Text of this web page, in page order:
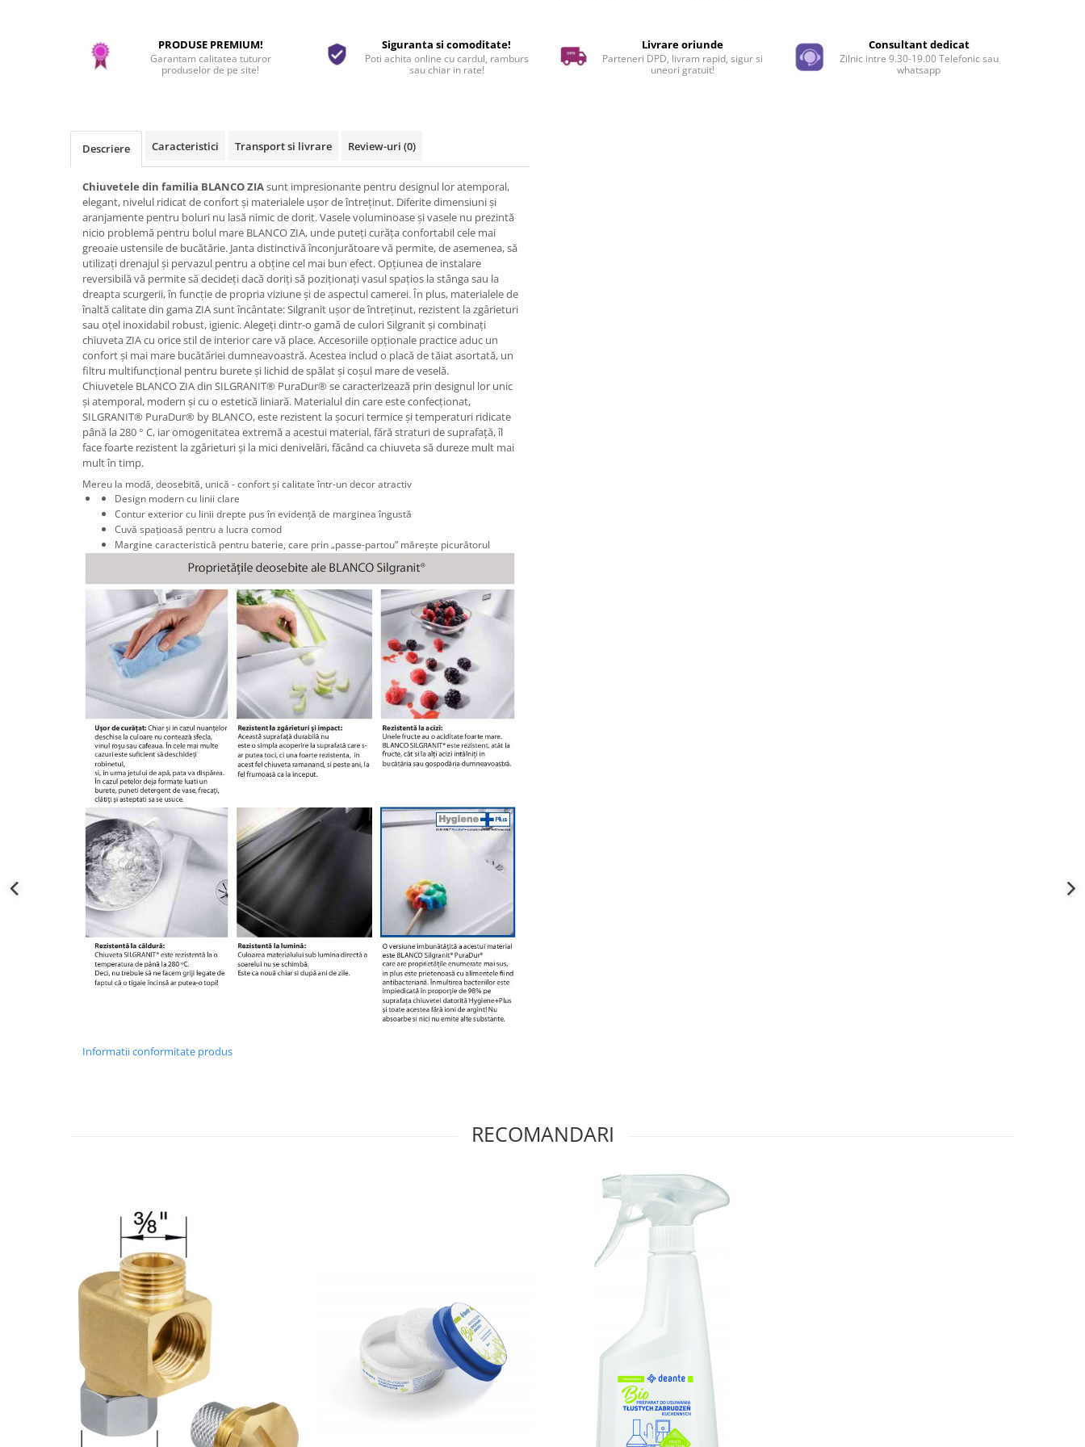
PRODUSE PREMIUM!
Garantam calitatea tuturor
produselor de pe site!
Siguranta si comoditate!
Poti achita online cu cardul, ramburs
sau chiar in rate!
Livrare oriunde
Parteneri DPD, livram rapid, sigur si
uneori gratuit!
Consultant dedicat
Zilnic intre 9.30-19.00 Telefonic sau
whatsapp
Descriere Caracteristici Transport si livrare Review-uri (0)
Chiuvetele din familia BLANCO ZIAsunt impresionante pentru designul lor atemporal,
elegant, nivelul ridicat de confort și materialele ușor de întreținut. Diferite dimensiuni și
aranjamente pentru boluri nu lasă nimic de dorit. Vasele voluminoase și vasele nu prezintă
nicio problemă pentru bolul mare BLANCO ZIA, unde puteți curăța confortabil cele mai
greoaie ustensile de bucătărie. Janta distinctivă înconjurătoare vă permite, de asemenea, să
utilizați drenajul și pervazul pentru a obține cel mai bun efect. Opțiunea de instalare
reversibilă vă permite să decideți dacă doriți să poziționați vasul spațios la stânga sau la
dreapta scurgerii, în funcție de propria viziune și de aspectul camerei. În plus, materialele de
înaltă calitate din gama ZIA sunt încântate: Silgranit ușor de întreținut, rezistent la zgârieturi
sau oțel inoxidabil robust, igienic. Alegeți dintr-o gamă de culori Silgranit și combinați
chiuveta ZIA cu orice stil de interior care vă place. Accesoriile opționale practice aduc un
confort și mai mare bucătăriei dumneavoastră. Acestea includ o placă de tăiat asortată, un
filtru multifuncțional pentru burete și lichid de spălat și coșul mare de veselă.
Chiuvetele BLANCO ZIA din SILGRANIT® PuraDur® se caracterizează prin designul lor unic
și atemporal, modern și cu o estetică liniară. Materialul din care este confecționat,
SILGRANIT® PuraDur® by BLANCO, este rezistent la șocuri termice și temperaturi ridicate
până la 280 ° C, iar omogenitatea extremă a acestui material, fără straturi de suprafață, îl
face foarte rezistent la zgârieturi și la mici denivelări, făcând ca chiuveta să dureze mult mai
mult în timp.
Mereu la modă, deosebită, unică - confort și calitate într-un decor atractiv
Design modern cu linii clare
Contur exterior cu linii drepte pus în evidență de marginea îngustă
Cuvă spațioasă pentru a lucra comod
Margine caracteristică pentru baterie, care prin „passe-partou” mărește picurătorul
Informatii conformitate produs
RECOMANDARI